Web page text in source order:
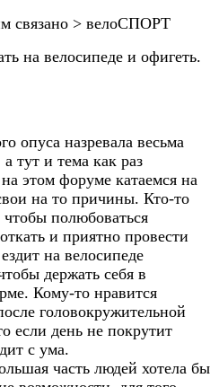
связано > велоСПОРТ
на велосипеде и офигеть.
опуса назревала весьма
тут и тема как раз
этом форуме катаемся на
на то причины. Кто-то
чтобы полюбоваться
и приятно провести
на велосипеде
держать себя в
Кому-то нравится
головокружительной
если день не покрутит
с ума.
часть людей хотела бы